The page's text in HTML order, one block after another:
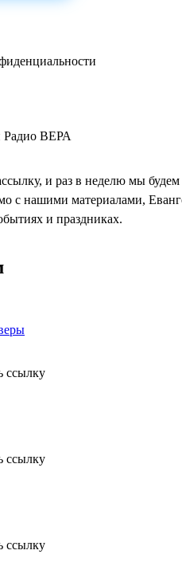
Радио ВЕРА
и раз в неделю мы будем
с нашими материалами,
и праздниках.